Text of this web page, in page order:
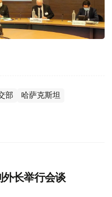
部 哈萨克斯坦
长举行会谈